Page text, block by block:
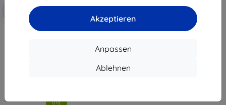
Akzeptieren
Anpassen
Ablehnen
mit
3MK FlexibleGlass Lite Hybrid-